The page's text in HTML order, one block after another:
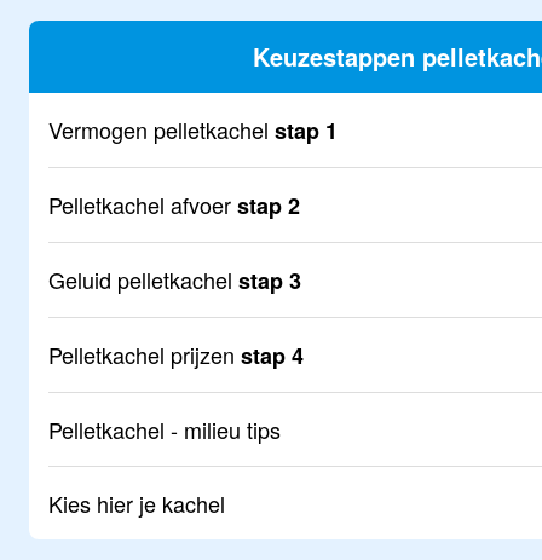
Keuzestappen
Vermogen pelletkachel stap 1
Pelletkachel afvoerstap 2
Geluid pelletkachel stap 3
Pelletkachel prijzen stap 4
Pelletkachel - milieu tips
Kies hier je kachel